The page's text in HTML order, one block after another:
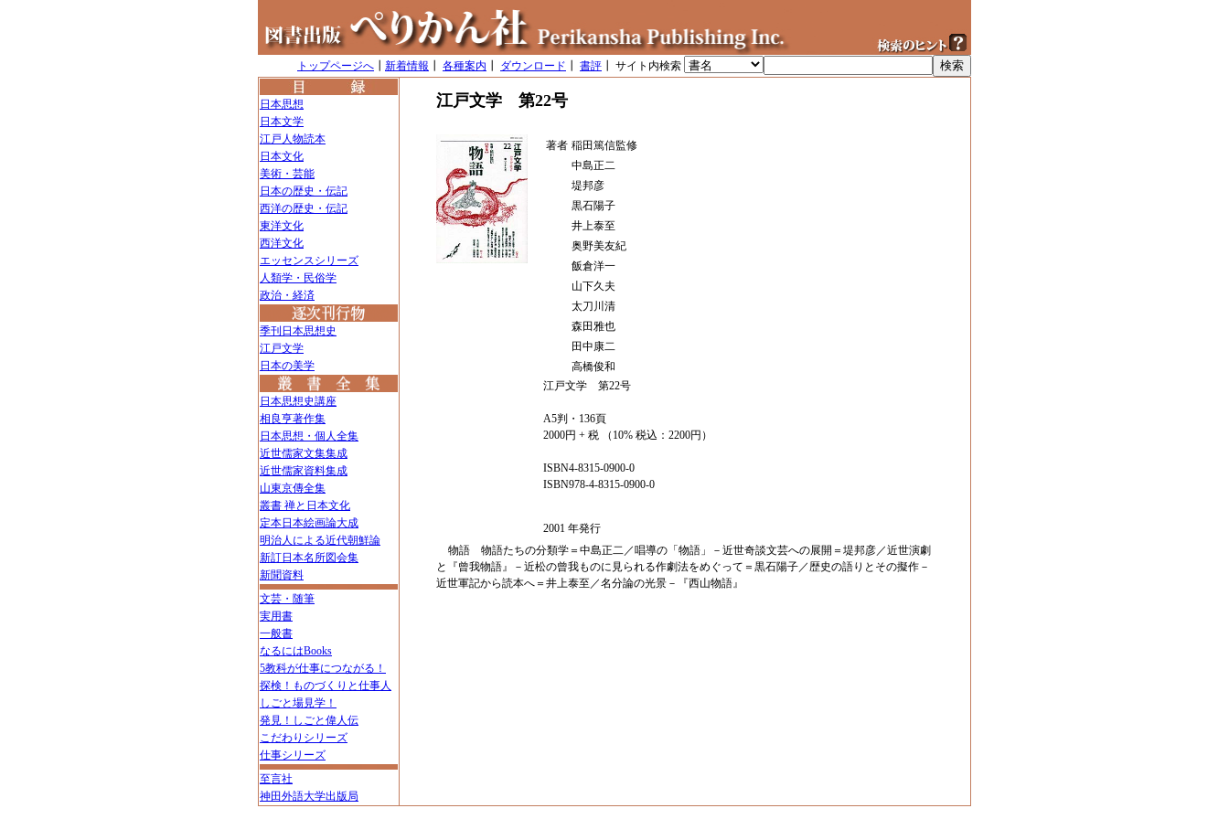
トップページへ 新着情報 各種案内 ダウンロード 書評 ┃ サイト内検索
日本思想
日本文学
江戸人物読本
日本文化
美術・芸能
日本の歴史・伝記
西洋の歴史・伝記
東洋文化
西洋文化
エッセンスシリーズ
人類学・民俗学
政治・経済
季刊日本思想史
江戸文学
日本の美学
日本思想史講座
相良亨著作集
日本思想・個人全集
近世儒家文集集成
近世儒家資料集成
山東京傳全集
叢書 禅と日本文化
定本日本絵画論大成
明治人による近代朝鮮論
新訂日本名所図会集
新聞資料
文芸・随筆
実用書
一般書
なるにはBooks
5教科が仕事につながる！
探検！ものづくりと仕事人
しごと場見学！
発見！しごと偉人伝
こだわりシリーズ
仕事シリーズ
至言社
神田外語大学出版局
江戸文学 第22号
著者 稲田篤信監修
中島正二
堤邦彦
黒石陽子
井上泰至
奥野美友紀
飯倉洋一
山下久夫
太刀川清
森田雅也
田中康二
高橋俊和
江戸文学 第22号
A5判・136頁
2000円 + 税 （10% 税込：2200円）
ISBN4-8315-0900-0
ISBN978-4-8315-0900-0
2001 年発行
物語 物語たちの分類学＝中島正二／唱導の「物語」－近世奇談文芸への展開＝堤邦彦／近世演劇
と『曾我物語』－近松の曾我ものに見られる作劇法をめぐって＝黒石陽子／歴史の語りとその擬作－
近世軍記から読本へ＝井上泰至／名分論の光景－『西山物語』